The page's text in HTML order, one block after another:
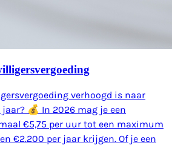
verhoogd is naar
💰 In 2026 mag je een
€5,75 per uur tot een maximum
€2.200 per jaar krijgen. Of je een